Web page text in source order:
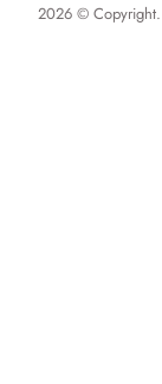
2026 © Copyright.